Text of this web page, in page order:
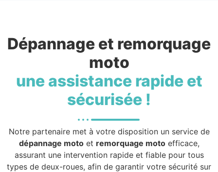
Dépannage et remorquage
moto
une assistance rapide et
sécurisée !
Notre partenaire met à votre disposition un service de
dépannage motoet remorquage motoefficace,
assurant une intervention rapide et fiable pour tous
types de deux-roues, afin de garantir votre sécurité sur